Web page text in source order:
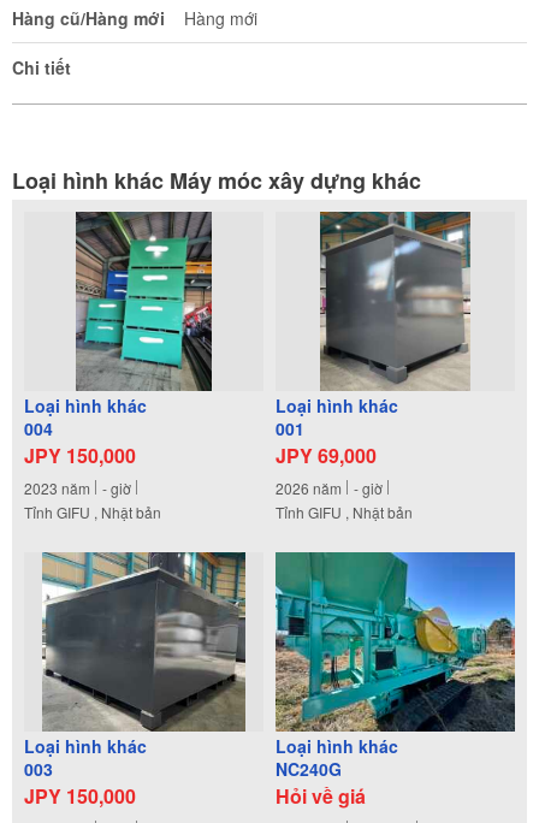
Hàng cũ/Hàng mới Hàng mới
Chi tiết
Loại hình khác Máy móc xây dựng khác
Loại hình khác
004
JPY 150,000
2023 năm -giờ
Tỉnh GIFU , Nhật bản
Loại hình khác
001
JPY 69,000
2026 năm -giờ
Tỉnh GIFU , Nhật bản
Loại hình khác
003
JPY 150,000
Loại hình khác
NC240G
Hỏi về giá